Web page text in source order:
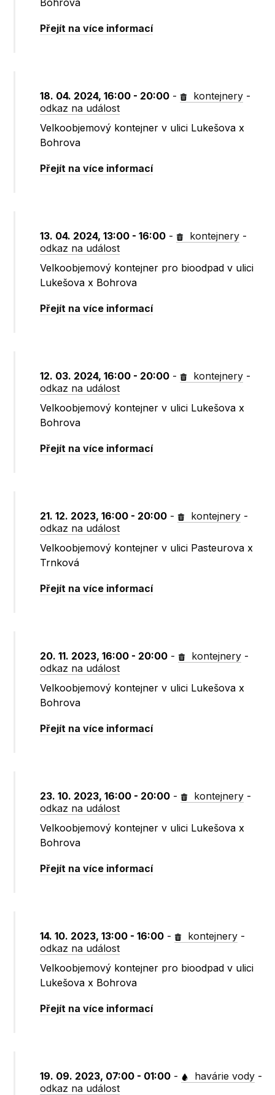
Bohrova
Přejít na více informací
18. 04. 2024, 16:00 - 20:00 - kontejnery -
odkaz na událost
Velkoobjemový kontejner v ulici Lukešova x
Bohrova
Přejít na více informací
13. 04. 2024, 13:00 - 16:00 - kontejnery -
odkaz na událost
Velkoobjemový kontejner pro bioodpad v ulici
Lukešova x Bohrova
Přejít na více informací
12. 03. 2024, 16:00 - 20:00 - kontejnery -
odkaz na událost
Velkoobjemový kontejner v ulici Lukešova x
Bohrova
Přejít na více informací
21. 12. 2023, 16:00 - 20:00 - kontejnery -
odkaz na událost
Velkoobjemový kontejner v ulici Pasteurova x
Trnková
Přejít na více informací
20. 11. 2023, 16:00 - 20:00 - kontejnery -
odkaz na událost
Velkoobjemový kontejner v ulici Lukešova x
Bohrova
Přejít na více informací
23. 10. 2023, 16:00 - 20:00 - kontejnery -
odkaz na událost
Velkoobjemový kontejner v ulici Lukešova x
Bohrova
Přejít na více informací
14. 10. 2023, 13:00 - 16:00 - kontejnery -
odkaz na událost
Velkoobjemový kontejner pro bioodpad v ulici
Lukešova x Bohrova
Přejít na více informací
19. 09. 2023, 07:00 - 01:00 - havárie vody -
odkaz na událost